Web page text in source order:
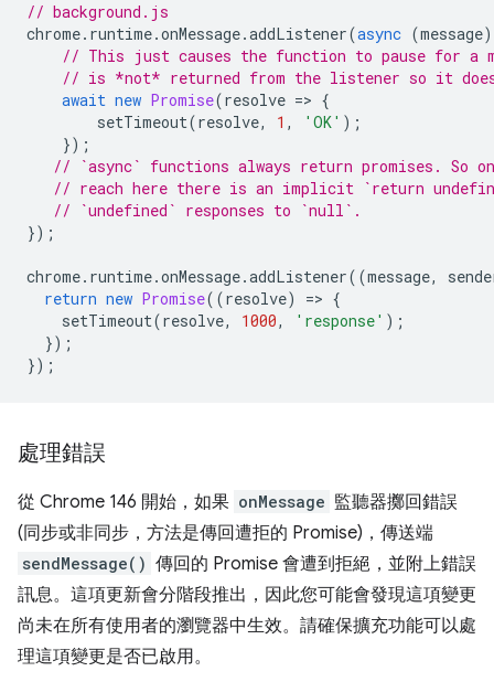
// background.js
chrome. runtime.onMessage.addListener(async (message)
// This just causes the function to pause for a
// is *not* returned from the listener so it
await new Promise(resolve => {
setTimeout(resolve, 1 , 'OK' );
});
// `async` functions always return promises. So
// reach here there is an implicit `return
// `undefined` responses to `null`.
});
chrome. runtime.onMessage.addListener((message,
return new Promise((resolve) => {
setTimeout(resolve, 1000, 'response' );
});
});
處理錯誤
從 Chrome 146 開始，如果 onMessage 監聽器擲回錯誤
(同步或非同步，方法是傳回遭拒的 Promise)，傳送端
sendMessage() 傳回的 Promise 會遭到拒絕，並附上錯誤
訊息。這項更新會分階段推出，因此您可能會發現這項變更
尚未在所有使用者的瀏覽器中生效。請確保擴充功能可以處
理這項變更是否已啟用。